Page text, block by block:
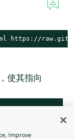
https://
使其指向
improve